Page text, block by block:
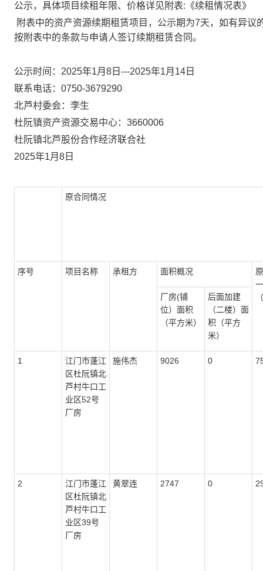
公示，具体项目续租年限、价格详见附表:《续租情况表》
附表中的资产资源续期租赁项目，公示期为7天，如有异议
按附表中的条款与申请人签订续期租赁合同。
公示时间： 2025年1月8日---2025年1月14日
联系电话： 0750-3679290
北芦村委会：李生
杜阮镇资产资源交易中心： 3660006
杜阮镇北芦股份合作经济联合社
2025年1月 8 日
原合同情况
序号 项目名称 承租方 面积概况
厂房(铺
位）面积
（平方米）
后面加建
（二楼）面
积（平方
米）
1
江门市蓬江
区杜阮镇北
芦村牛口工
业区52号
厂房
施伟杰 9026 0
2
江门市蓬江
区杜阮镇北
芦村牛口工
业区39号
厂房
黄翠连 2747 0